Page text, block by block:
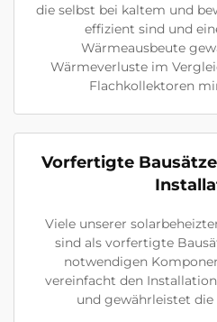
die selbst bei kaltem und
effizient sind und
Wärmeausbeute
Wärmeverluste im
Flachkollektoren
Vorfertigte
Viele unserer
sind als vorfertigte
notwendigen
vereinfacht den
und gewährleistet